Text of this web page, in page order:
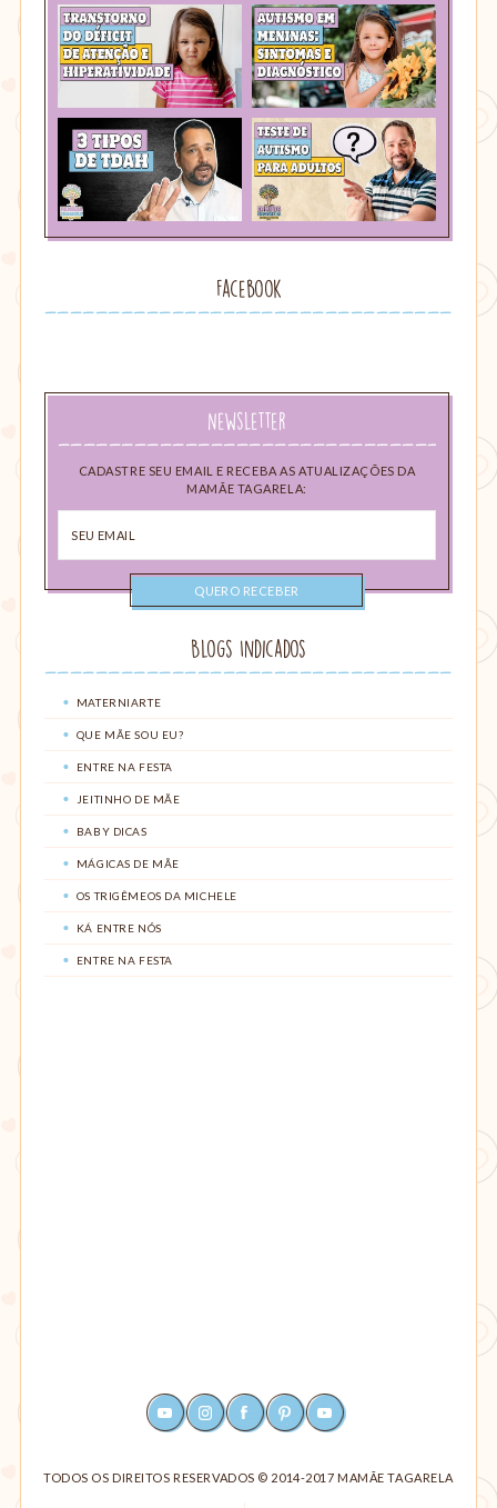
Facebook
Newsletter
CADASTRE SEU EMAIL E RECEBA AS ATUALIZAÇÕES DA
MAMÃE TAGARELA:
email
Blogs Indicados
MATERNIARTE
QUE MÃE SOU EU?
ENTRE NA FESTA
JEITINHO DE MÃE
BABY DICAS
MÁGICAS DE MÃE
OS TRIGÊMEOS DA MICHELE
KÁ ENTRE NÓS
ENTRE NA FESTA
YOUTUBEINSTAGRAMFACEBOOKPINTEREST
TODOS OS DIREITOS RESERVADOS © 2014-2017 MAMÃE TAGARELA